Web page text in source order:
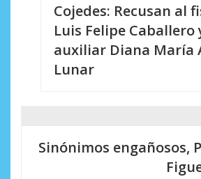
Cojedes: Recusan al
Luis Felipe Caballero
auxiliar Diana María
Lunar
Sinónimos engañosos,